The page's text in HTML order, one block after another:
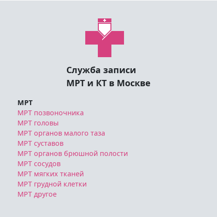
Служба записи
МРТ и КТ в Москве
МРТ
МРТ позвоночника
МРТ головы
МРТ органов малого таза
МРТ суставов
МРТ органов брюшной полости
МРТ сосудов
МРТ мягких тканей
МРТ грудной клетки
МРТ другое